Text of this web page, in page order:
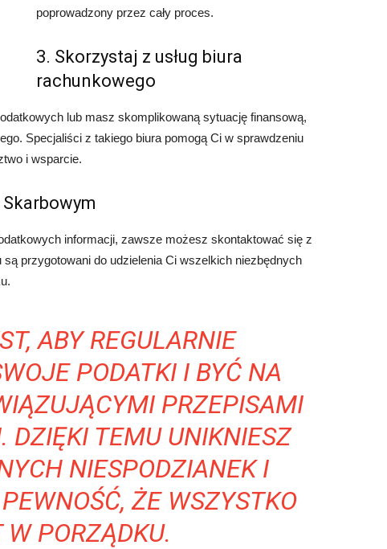
poprowadzony przez cały proces.
3. Skorzystaj z usług biura
rachunkowego
lub masz skomplikowaną sytuację finansową,
Specjaliści z takiego biura pomogą Ci w sprawdzeniu
i wsparcie.
informacji, zawsze możesz skontaktować się z
przygotowani do udzielenia Ci wszelkich niezbędnych
ABY REGULARNIE
PODATKI I BYĆ NA
PRZEPISAMI
DZIĘKI TEMU UNIKNIESZ
NIESPODZIANEK I
ŻE WSZYSTKO
W PORZĄDKU.